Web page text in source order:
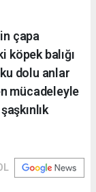
çapa
köpek balığı
dolu anlar
mücadeleyle